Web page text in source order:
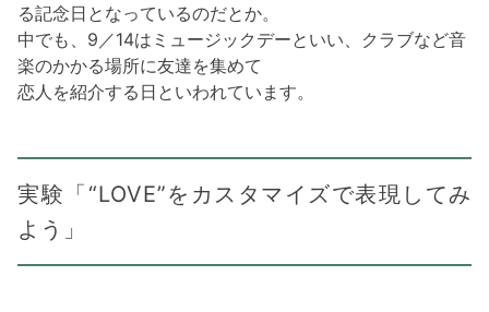
る記念日となっているのだとか。
中でも、9／14はミュージックデーといい、クラブなど音
楽のかかる場所に友達を集めて
恋人を紹介する日といわれています。
実験「“LOVE”をカスタマイズで表現してみ
よう」